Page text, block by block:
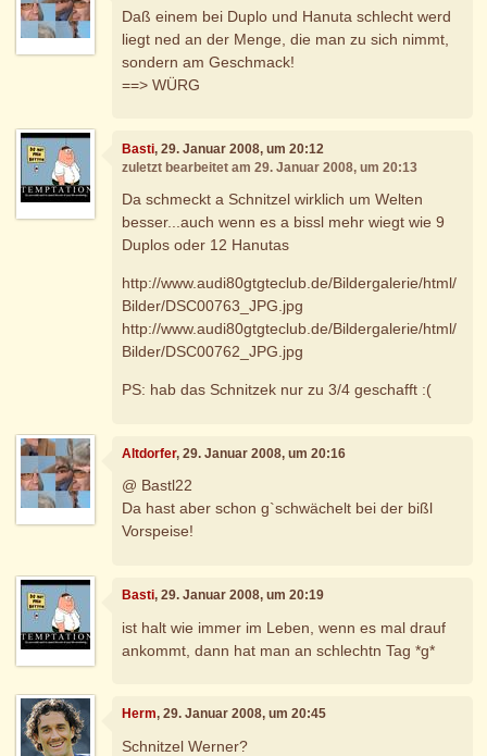
Daß einem bei Duplo und Hanuta schlecht werd
liegt ned an der Menge, die man zu sich nimmt,
sondern am Geschmack!
==> WÜRG
Basti, 29. Januar 2008, um 20:12
zuletzt bearbeitet am 29. Januar 2008, um 20:13
Da schmeckt a Schnitzel wirklich um Welten
besser...auch wenn es a bissl mehr wiegt wie 9
Duplos oder 12 Hanutas
http://www.audi80gtgteclub.de/Bildergalerie/html/
Bilder/DSC00763_JPG.jpg
http://www.audi80gtgteclub.de/Bildergalerie/html/
Bilder/DSC00762_JPG.jpg
PS: hab das Schnitzek nur zu 3/4 geschafft :(
Altdorfer, 29. Januar 2008, um 20:16
@ Bastl22
Da hast aber schon g`schwächelt bei der bißl
Vorspeise!
Basti, 29. Januar 2008, um 20:19
ist halt wie immer im Leben, wenn es mal drauf
ankommt, dann hat man an schlechtn Tag *g*
Herm, 29. Januar 2008, um 20:45
Schnitzel Werner?